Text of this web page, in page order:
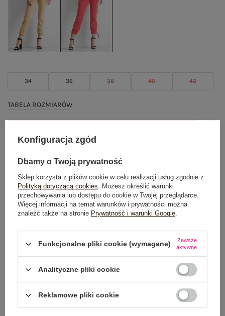
34 36 38 40 42
TABELA ROZMIARÓW
Dostawaod 7,99 zł
Wysyłkajutro
OPIS PRODUKTU
Konfiguracja zgód
Dbamy o Twoją prywatność
Sklep korzysta z plików cookie w celu realizacji usług zgodnie z
Polityką dotyczącą cookies. Możesz określić warunki
przechowywania lub dostępu do cookie w Twojej przeglądarce.
Więcej informacji na temat warunków i prywatności można
znaleźć także na stronie Prywatność i warunki Google.
Funkcjonalne pliki cookie (wymagane)
Zawsze
aktywne
Analityczne pliki cookie
Reklamowe pliki cookie